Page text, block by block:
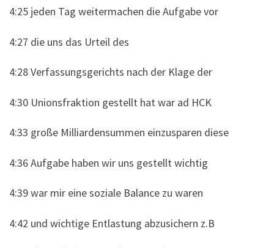
4:25 jeden Tag weitermachen die Aufgabe vor
4:27 die uns das Urteil des
4:28 Verfassungsgerichts nach der Klage der
4:30 Unionsfraktion gestellt hat war ad HCK
4:33 große Milliardensummen einzusparen diese
4:36 Aufgabe haben wir uns gestellt wichtig
4:39 war mir eine soziale Balance zu waren
4:42 und wichtige Entlastung abzusichern z.B